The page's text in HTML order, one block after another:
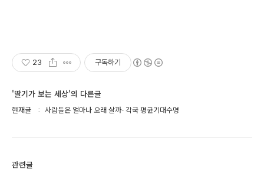
23 구독하기
'딸기가 보는 세상'의 다른글
현재글 사람들은 얼마나 오래 살까- 각국 평균기대수명
관련글